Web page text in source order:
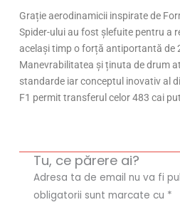
Grație aerodinamicii inspirate de
Spider-ului au fost șlefuite pentru a
același timp o forță antiportantă de
Manevrabilitatea și ținuta de drum
standarde iar conceptul inovativ al
F1 permit transferul celor 483 cai
Tu, ce părere ai?
Adresa ta de email nu va fi
obligatorii sunt marcate cu *